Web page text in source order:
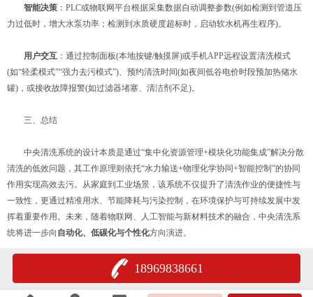
​智能决策​ ​：PLC或物联网平台根据采集数据自动调整参数(例如检测到管道压
力过低时，增大水泵功率；检测到水质硬度超标时，启动软水机再生程序)。
​用户交互​ ​：通过控制面板(本地按键/触摸屏)或手机APP远程设置清洗模式
(如“轻柔模式”“强力去污模式”)、预约清洗时间(如夜间低谷电价时段预加热储水
罐)，或接收故障报警(如过滤器堵塞、清洁剂不足)。
三、总结
中央清洗系统的设计本质是通过“集中化资源管理+模块化功能集成”解决分散
清洗的低效问题，其工作原理则依托“水力输送+物理化学协同+智能控制”的协同
作用实现高效去污。从家庭到工业场景，该系统不仅提升了清洗作业的便捷性与
一致性，更通过精准用水、节能降耗与污染控制，在环境保护与可持续发展中发
挥着重要作用。未来，随着物联网、人工智能与新材料技术的融合，中央清洗系
统将进一步向​ ​自动化、低碳化与个性化​​方向演进。
18969838661